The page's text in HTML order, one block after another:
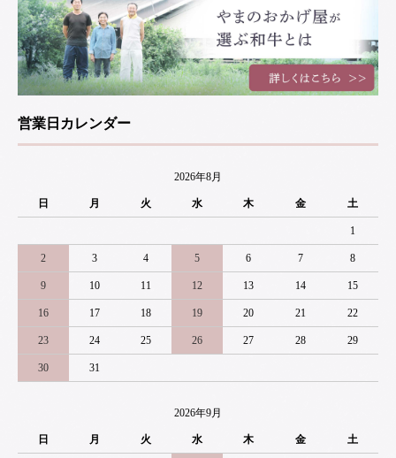
営業日カレンダー
2026年8月
日 月 火 水 木 金 土
1
2 3 4 5 6 7 8
9 10 11 12 13 14 15
16 17 18 19 20 21 22
23 24 25 26 27 28 29
30 31
2026年9月
日 月 火 水 木 金 土